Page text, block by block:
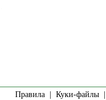
Правила| Куки-файлы|